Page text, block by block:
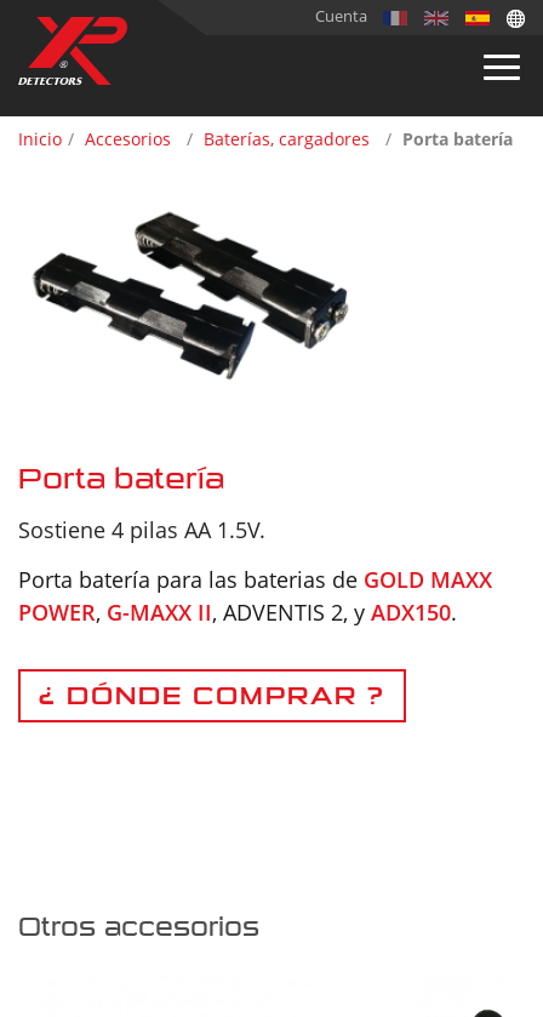
Cuenta
Inicio Accesorios Baterías, cargadores Porta batería
Porta batería
Sostiene 4 pilas AA 1.5V.
Porta batería para las baterias de GOLD MAXX
POWER, G-MAXX II, ADVENTIS 2, y ADX150.
¿ DÓNDE COMPRAR ?
Otros accesorios